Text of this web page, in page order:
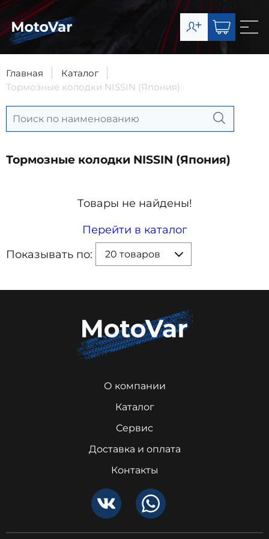
О компании
Доставка и оплата
8-903-003-07-11
8-977-492-65-63
Сервис
Главная
Каталог
Тормозные колодки NISSIN (Япония)
Тормозные колодки NISSIN (Япония)
Товары не найдены!
Перейти в каталог
Показывать по:
20 товаров
О компании
Каталог
Сервис
Доставка и оплата
Контакты